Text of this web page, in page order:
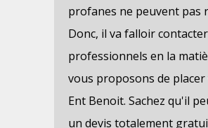
profanes ne peuvent pas
Donc, il va falloir
professionnels en la
vous proposons de
Ent Benoit. Sachez qu'il
un devis totalement